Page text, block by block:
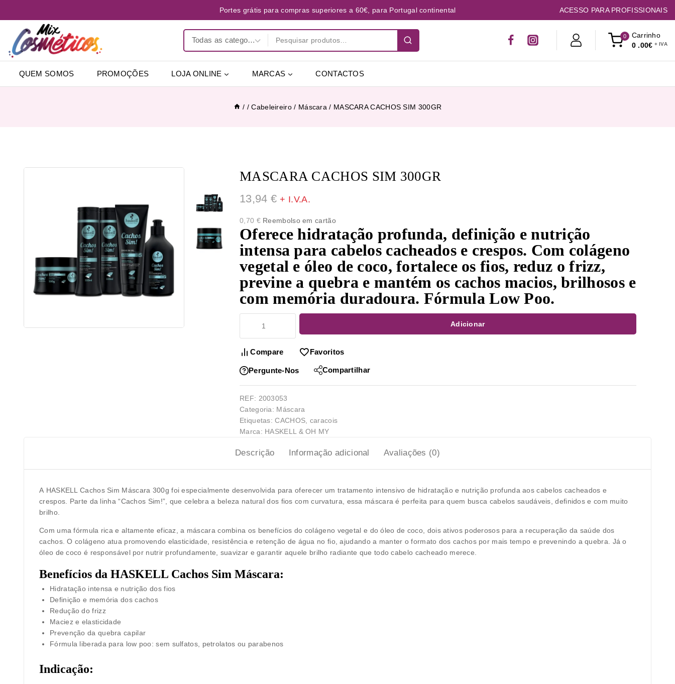
Portes grátis para compras superiores a 60€, para Portugal continental ACESSO PARA PROFISSIONAIS
0
Carrinho
0 .00€
QUEM SOMOS PROMOÇÕES LOJA ONLINE MARCAS CONTACTOS
/ / Cabeleireiro / Máscara / MASCARA CACHOS SIM 300GR
MASCARA CACHOS SIM 300GR
13,94 € + I.V.A.
0,70 €Reembolso em cartão
Oferece hidratação profunda, definição e nutrição
intensa para cabelos cacheados e crespos. Com colágeno
vegetal e óleo de coco, fortalece os fios, reduz o frizz,
previne a quebra e mantém os cachos macios, brilhosos e
com memória duradoura. Fórmula Low Poo.
Adicionar
Compare Favoritos
Pergunte-Nos Compartilhar
REF: 2003053
Categoria: Máscara
Etiquetas:CACHOS caracois
Marca: HASKELL & OH MY
Descrição Informação adicional Avaliações (0)
A HASKELL Cachos Sim Máscara 300g foi especialmente desenvolvida para oferecer um tratamento intensivo de hidratação e nutrição profunda aos cabelos cacheados e
crespos. Parte da linha “Cachos Sim!”, que celebra a beleza natural dos fios com curvatura, essa máscara é perfeita para quem busca cabelos saudáveis, definidos e com muito
brilho.
Com uma fórmula rica e altamente eficaz, a máscara combina os benefícios do colágeno vegetal e doóleo de coco , dois ativos poderosos para a recuperação da saúde dos
cachos. O colágeno atua promovendo elasticidade, resistência e retenção de água no fio, ajudando a manter o formato dos cachos por mais tempo e prevenindo a quebra. Já o
óleo de coco é responsável por nutrir profundamente, suavizar e garantir aquele brilho radiante que todo cabelo cacheado merece.
Benefícios da HASKELL Cachos Sim Máscara:
Hidratação intensa e nutrição dos fios
Definição e memória dos cachos
Redução do frizz
Maciez e elasticidade
Prevenção da quebra capilar
Fórmula liberada para low poo: sem sulfatos, petrolatos ou parabenos
Indicação: